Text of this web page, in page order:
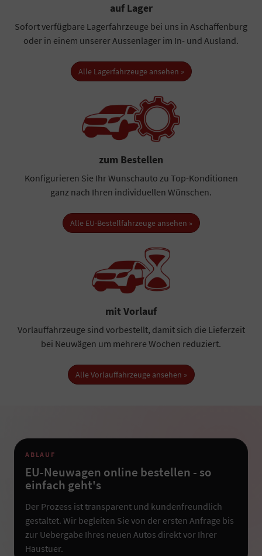
auf Lager
Sofort verfügbare Lagerfahrzeuge bei uns in Aschaffenburg
oder in einem unserer Aussenlager im In- und Ausland.
Alle Lagerfahrzeuge ansehen »
zum Bestellen
Konfigurieren Sie Ihr Wunschauto zu Top-Konditionen
ganz nach Ihren individuellen Wünschen.
Alle EU-Bestellfahrzeuge ansehen »
mit Vorlauf
Vorlauffahrzeuge sind vorbestellt, damit sich die Lieferzeit
bei Neuwägen um mehrere Wochen reduziert.
Alle Vorlauffahrzeuge ansehen »
ABLAUF
EU-Neuwagen online bestellen - so
einfach geht's
Der Prozess ist transparent und kundenfreundlich
gestaltet. Wir begleiten Sie von der ersten Anfrage bis
zur Uebergabe Ihres neuen Autos direkt vor Ihrer
Haustuer.